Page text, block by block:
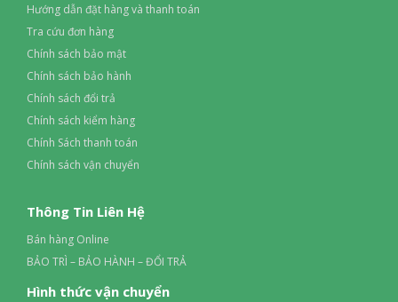
Xuất Xứ & Bảo Hành
Hãng Sản Xuất
Darling (Công Nghệ : Nhật Bản)
Việt Nam
Bảo Hành
Hướng dẫn đặt hàng và thanh toán
Tra cứu đơn hàng
Chính sách bảo mật
Chính sách bảo hành
Chính sách đổi trả
Chính sách kiểm hàng
Chính Sách thanh toán
Chính sách vận chuyển
Thông Tin Liên Hệ
Bán hàng Online
BẢO TRÌ – BẢO HÀNH – ĐỔI TRẢ
Hình thức vận chuyển